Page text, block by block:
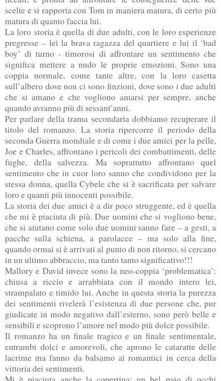
scelte e si rapporta con Tom in maniera matura, di certo più
matura di quanto faccia lui.
La loro storia è quella di due adulti, con le loro esperienze
pregresse – lei la brava ragazza del quartiere e lui il ‘bad
boy’ di turno - timorosi di affrontare un sentimento che
significa mettere a nudo le proprie emozioni. Sono una
coppia normale, come tante altre, con la loro casetta
sull’albero dove non ci sono finzioni, dove sono i due adulti
che si amano e che vogliono amarsi per sempre, anche
quando avranno più di sessant’anni.
Per parlare della trama secondaria dobbiamo recuperare il
titolo del romanzo. La storia ripercorre il periodo della
seconda Guerra mondiale e di come i due amici per la pelle,
Joe e Charles, affrontano i pericoli dei combattimenti, delle
fughe, della salvezza. Ma soprattutto affrontano quel
sentimento che in cuor loro sanno che condividono per la
stessa donna, quella Cybele che si è sacrificata per salvare
loro e quanti più innocenti possibile.
La storia dei due amici è a dir poco struggente, ed è quella
che mi è piaciuta di più. Due uomini che si vogliono bene,
che si aiutano come solo due uomini sanno fare – a gesti, a
pacche sulla schiena, a parolacce – ma solo alla fine,
quando ormai si è arrivati al punto di non ritorno, si cercano
in un ultimo abbraccio, ma tanto tanto significativo!!!
Mallory e David invece sono la neo-coppia ‘problematica’:
chiusa a riccio e arrabbiata con il mondo intero lei,
strampalato e timido lui. Anche in questa storia la purezza
dei sentimenti rivelerà l’esistenza di due persone che, pur
giudicate in modo negativo dall’esterno, sono però belle e
sensibili e scoprono l’amore nel modo più dolce possibile.
Il romanzo ha un finale tragico e un finale sentimentale,
entrambi dolci e amorevoli, che aprono le cataratte delle
lacrime ma fanno da balsamo ai romantici in cerca della
vittoria dei sentimenti.